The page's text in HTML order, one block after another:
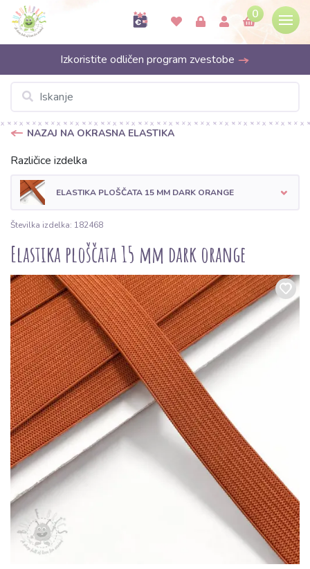
0
Izkoristite odličen program zvestobe
NAZAJ NA OKRASNA ELASTIKA
Različice izdelka
ELASTIKA PLOŠČATA 15 MM DARK ORANGE
Številka izdelka: 182468
Elastika ploščata 15 mm dark orange